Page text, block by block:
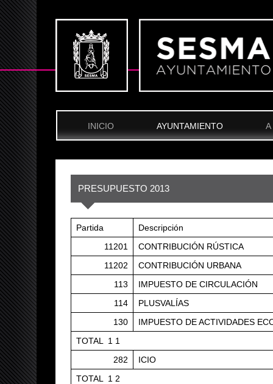
INICIO AYUNTAMIENTO A
PRESUPUESTO 2013
Partida
Descripción
11201
CONTRIBUCIÓN RÚSTICA
11202
CONTRIBUCIÓN URBANA
113
IMPUESTO DE CIRCULACIÓN
114
PLUSVALÍAS
130
IMPUESTO DE ACTIVIDADES
TOTAL 1 1
282
ICIO
TOTAL 1 2